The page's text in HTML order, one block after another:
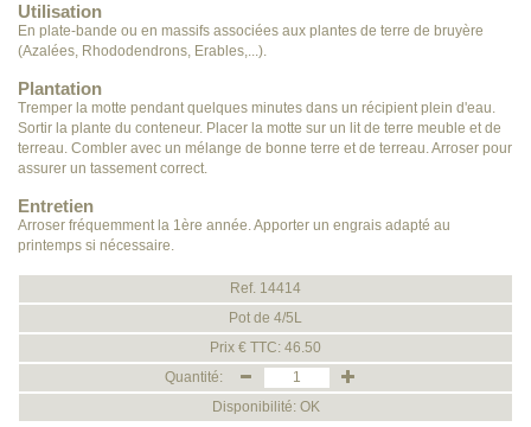
Utilisation
En plate-bande ou en massifs associées aux plantes de terre de bruyère
(Azalées, Rhododendrons, Erables,...).
Plantation
Tremper la motte pendant quelques minutes dans un récipient plein d'eau.
Sortir la plante du conteneur. Placer la motte sur un lit de terre meuble et de
terreau. Combler avec un mélange de bonne terre et de terreau. Arroser pour
assurer un tassement correct.
Entretien
Arroser fréquemment la 1ère année. Apporter un engrais adapté au
printemps si nécessaire.
Ref. 14414
Pot de 4/5L
Prix € TTC: 46.50
Quantité:
Disponibilité: OK